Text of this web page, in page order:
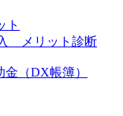
ト
メリット診断
（DX帳簿）